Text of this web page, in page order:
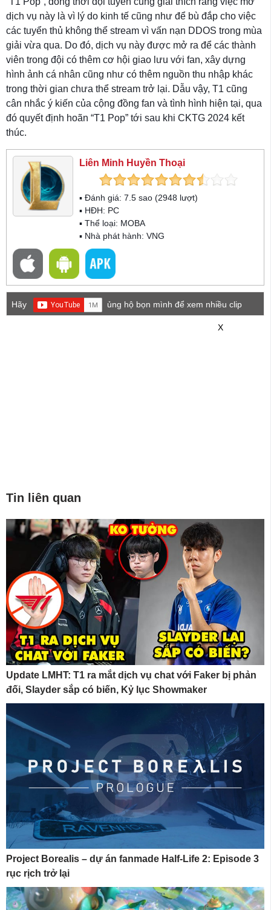
dịch vụ này là vì lý do kinh tế cũng như để bù đắp cho việc
các tuyển thủ không thể stream vì vấn nạn DDOS trong mùa
giải vừa qua. Do đó, dịch vụ này được mở ra để các thành
viên trong đội có thêm cơ hội giao lưu với fan, xây dựng
hình ảnh cá nhân cũng như có thêm nguồn thu nhập khác
trong thời gian chưa thể stream trở lại. Dẫu vậy, T1 cũng
cân nhắc ý kiến của cộng đồng fan và tình hình hiện tại, qua
đó quyết định hoãn “T1 Pop” tới sau khi CKTG 2024 kết
thúc.
Liên Minh Huyền Thoại
▪ Đánh giá: 7.5 sao (2948 lượt)
▪ HĐH: PC
▪ Thể loại: MOBA
▪ Nhà phát hành: VNG
Hãy
ủng hộ bọn mình để xem nhiều clip
X
Tin liên quan
Update LMHT: T1 ra mắt dịch vụ chat với Faker bị phản
đối, Slayder sắp có biến, Kỷ lục Showmaker
Project Borealis – dự án fanmade Half-Life 2: Episode 3
rục rịch trở lại